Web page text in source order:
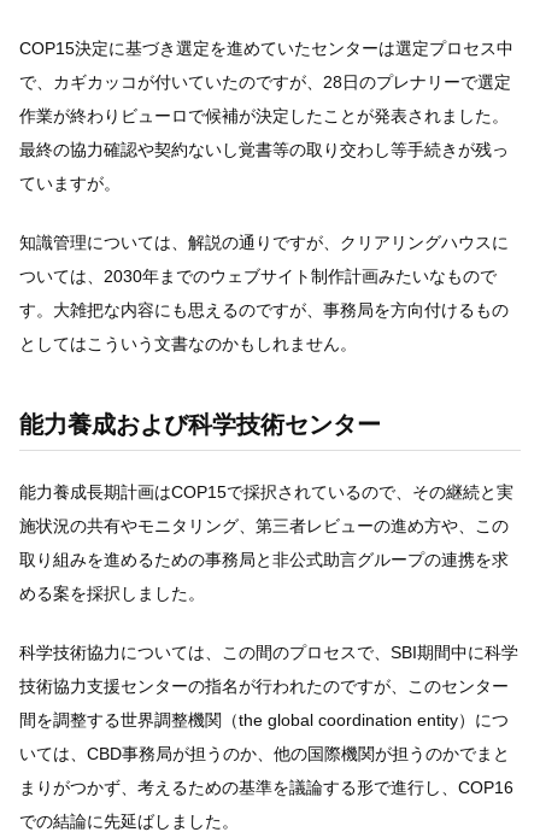
COP15決定に基づき選定を進めていたセンターは選定プロセス中
で、カギカッコが付いていたのですが、28日のプレナリーで選定
作業が終わりビューロで候補が決定したことが発表されました。
最終の協力確認や契約ないし覚書等の取り交わし等手続きが残っ
ていますが。
知識管理については、解説の通りですが、クリアリングハウスに
ついては、2030年までのウェブサイト制作計画みたいなもので
す。大雑把な内容にも思えるのですが、事務局を方向付けるもの
としてはこういう文書なのかもしれません。
能力養成および科学技術センター
能力養成長期計画はCOP15で採択されているので、その継続と実
施状況の共有やモニタリング、第三者レビューの進め方や、この
取り組みを進めるための事務局と非公式助言グループの連携を求
める案を採択しました。
科学技術協力については、この間のプロセスで、SBI期間中に科学
技術協力支援センターの指名が行われたのですが、このセンター
間を調整する世界調整機関（the global coordination entity）につ
いては、CBD事務局が担うのか、他の国際機関が担うのかでまと
まりがつかず、考えるための基準を議論する形で進行し、COP16
での結論に先延ばしました。